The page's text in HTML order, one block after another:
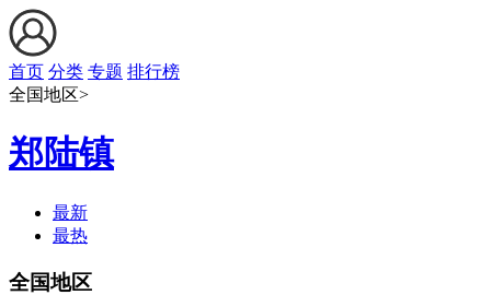
首页 分类 专题 排行榜
全国地区>
郑陆镇
最新
最热
全国地区